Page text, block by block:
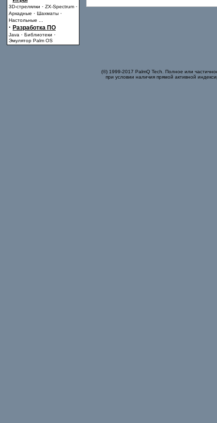
3D-стрелялки · ZX-Spectrum ·
Аркадные · Шахматы ·
Настольные
· Разработка ПО
Java · Библиотеки ·
Эмулятор Palm OS
(©) 1999-2017 PalmQ Tech. Полное или
при условии наличия прямой активной